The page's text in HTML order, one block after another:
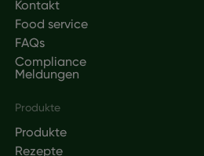
Kontakt
Food service
FAQs
Compliance
Meldungen
Produkte
Produkte
Rezepte